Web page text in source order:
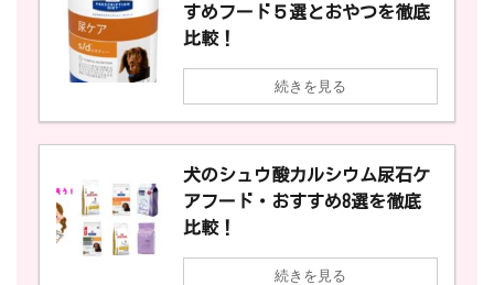
すめフード５選とおやつを徹底
比較！
続きを見る
犬のシュウ酸カルシウム尿石ケ
アフード・おすすめ8選を徹底
比較！
続きを見る